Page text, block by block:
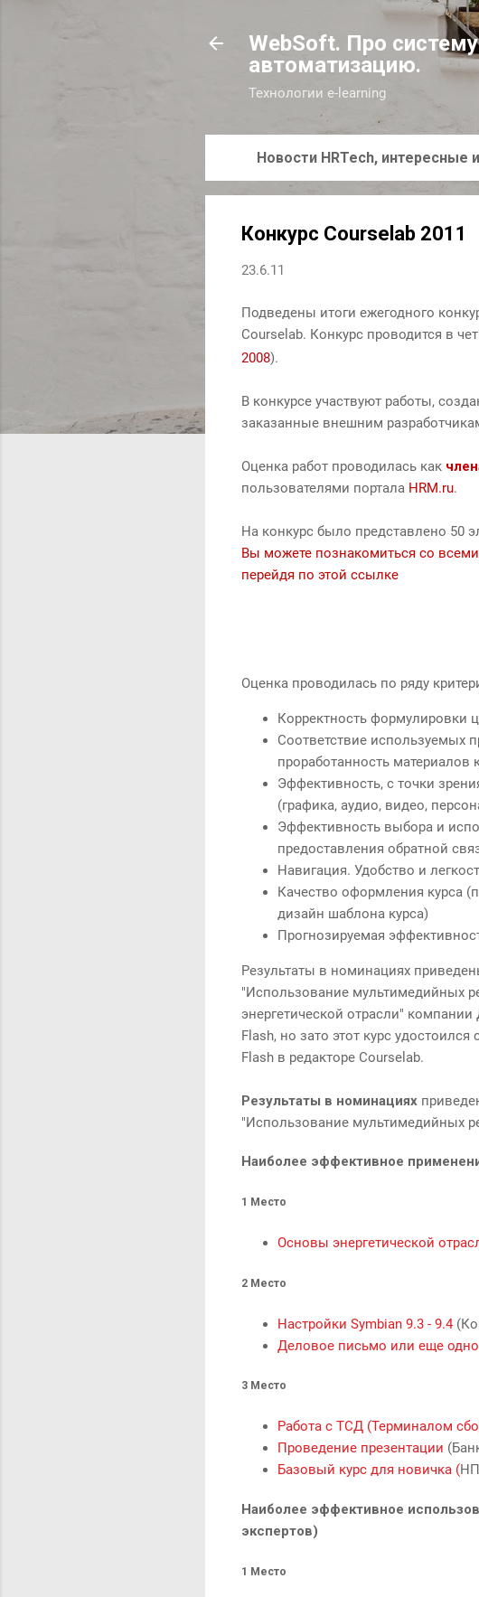
WebSoft. Про
автоматизацию.
Технологии e-learning
Новости HRTech, интересные
Конкурс Courselab 2011
23.6.11
Подведены итоги ежегодного
Courselab. Конкурс проводится в
2008).
В конкурсе участвуют работы,
заказанные внешним
Оценка работ проводилась как
пользователями портала HRM.ru.
На конкурс было представлено 50
Вы можете познакомиться со
перейдя по этой ссылке
Оценка проводилась по ряду
Корректность формулировки
Соответствие используемых
проработанность материалов
Эффективность, с точки
(графика, аудио, видео,
Эффективность выбора и
предоставления обратной
Навигация. Удобство и
Качество оформления курса
дизайн шаблона курса)
Прогнозируемая
Результаты в номинациях
"Использование мультимедийных
энергетической отрасли"
Flash, но зато этот курс
Flash в редакторе Courselab.
Результаты в номинациях
"Использование мультимедийных
Наиболее эффективное
1 Место
Основы энергетической
2 Место
Настройки Symbian 9.3 - 9.4
Деловое письмо или еще
3 Место
Работа с ТСД (Терминалом
Проведение презентации
Базовый курс для новичка (
Наиболее эффективное
экспертов)
1 Место